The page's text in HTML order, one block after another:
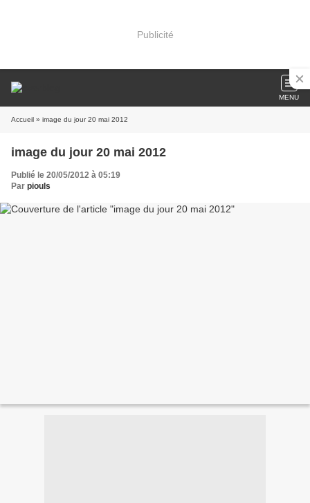
Publicité
MENU
Accueil » image du jour 20 mai 2012
image du jour 20 mai 2012
Publié le 20/05/2012 à 05:19
Par piouls